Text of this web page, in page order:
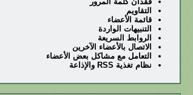
التقاويم
قائمة الأعضاء
التنبيهات الواردة
الروابط السريعة
الاتصال بالأعضاء الآخرين
التعامل مع مشاكل بعض الأعضاء
نظام تغذية RSS والإذاعة